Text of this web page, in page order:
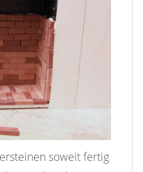
soweit fertig